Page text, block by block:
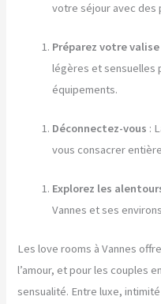
votre séjour avec des
Préparez votre valise
légères et sensuelles
équipements.
Déconnectez-vous :
vous consacrer
Explorez les
Vannes et ses
Les love rooms à Vannes
l’amour, et pour les couples
sensualité. Entre luxe,